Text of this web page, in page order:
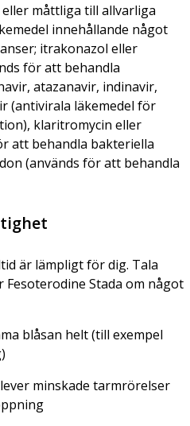
måttliga till allvarliga
innehållande något
itrakonazol eller
för att behandla
atazanavir, indinavir,
(antivirala läkemedel för
klaritromycin eller
att behandla bakteriella
(används för att behandla
är lämpligt för dig. Tala
Fesoterodine Stada om något
blåsan helt (till exempel
minskade tarmrörelser